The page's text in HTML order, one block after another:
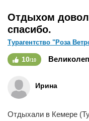
Отдыхом
спасибо.
Турагентство "Роза
10/10
Ирина
Отдыхали в Кемере